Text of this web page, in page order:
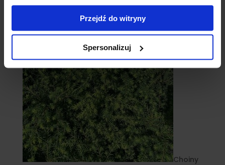
Przejdź do witryny
Spersonalizuj
Choiny